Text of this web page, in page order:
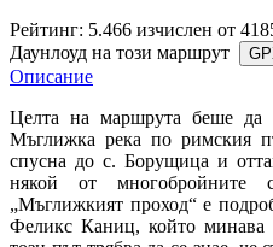
Рейтинг: 5.466 изчислен от
Даунлоуд на този маршрут
Описание
Целта на маршрута беше да
Мъглижка река по римския
спусна до с. Борущица и
някой от многобройните
„Мъглижкият проход“ е
Феликс Каниц, който